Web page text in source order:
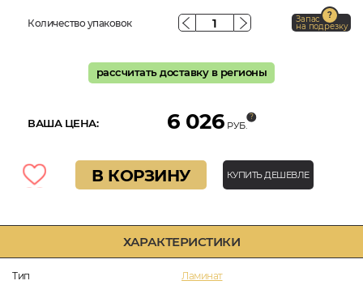
ХАРАКТЕРИСТИКИ
Тип
Ламинат
Количество упаковок Запас
на подрезку
рассчитать доставку в регионы
ВАША ЦЕНА: 6 026 РУБ.
В КОРЗИНУ КУПИТЬ ДЕШЕВЛЕ